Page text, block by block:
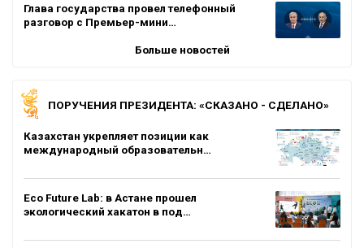
Глава государства провел телефонный
разговор с Премьер-мини…
Больше новостей
ПОРУЧЕНИЯ ПРЕЗИДЕНТА: «СКАЗАНО - СДЕЛАНО»
Казахстан укрепляет позиции как
международный образовательн…
Eco Future Lab: в Астане прошел
экологический хакатон в под…